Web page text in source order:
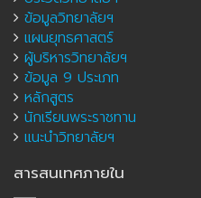
ข้อมูลวิทยาลัยฯ
แผนยุทธศาสตร์
ผู้บริหารวิทยาลัยฯ
ข้อมูล 9 ประเภท
หลักสูตร
นักเรียนพระราชทาน
แนะนำวิทยาลัยฯ
สารสนเทศภายใน